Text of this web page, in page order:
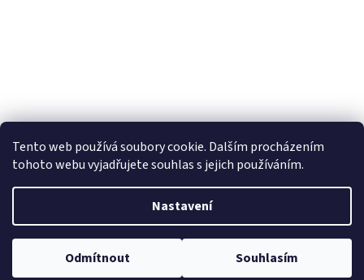
Tento web používá soubory cookie. Dalším procházením
tohoto webu vyjadřujete souhlas s jejich používáním.
Nastavení
Odmítnout Souhlasím
Copyright 2026Gurmand. Všechna práva vyhrazena.Upravit